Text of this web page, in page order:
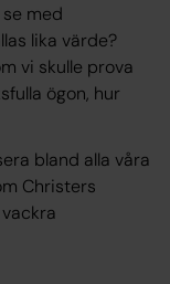
med
lika värde?
vi skulle prova
ögon, hur
bland alla våra
Christers